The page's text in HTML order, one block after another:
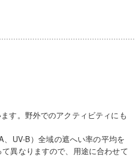
す。野外でのアクティビティにも
UV-B）全域の遮へい率の平均を
異なりますので、用途に合わせて